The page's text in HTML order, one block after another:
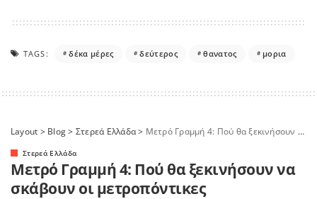
TAGS: δέκα μέρες δεύτερος θανατος μορια
Layout > Blog> Στερεά Ελλάδα> Μετρό Γραμμή 4: Πού θα ξεκινήσουν να σκάβουν οι μετροπόντικες
Στερεά Ελλάδα
Μετρό Γραμμή 4: Πού θα ξεκινήσουν να
σκάβουν οι μετροπόντικες